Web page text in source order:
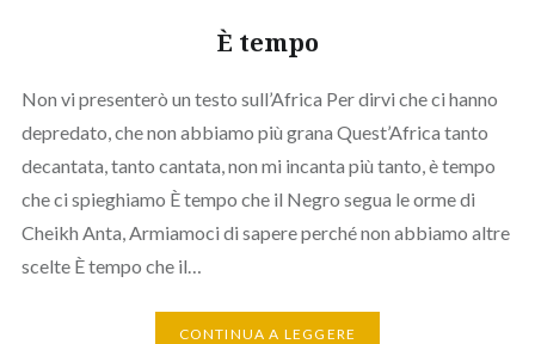
È tempo
Non vi presenterò un testo sull’Africa Per dirvi che ci hanno
depredato, che non abbiamo più grana Quest’Africa tanto
decantata, tanto cantata, non mi incanta più tanto, è tempo
che ci spieghiamo È tempo che il Negro segua le orme di
Cheikh Anta, Armiamoci di sapere perché non abbiamo altre
scelte È tempo che il…
CONTINUA A LEGGERE